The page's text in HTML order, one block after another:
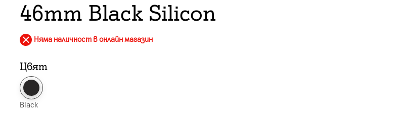
46mm Black Silicon
Няма наличност в онлайн магазин
Цвят
Black